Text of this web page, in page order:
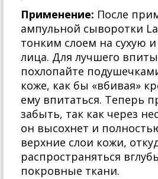
Применение: После
ампульной сыворотки
тонким слоем на сухую
лица. Для лучшего
похлопайте
коже, как бы «вбивая»
ему впитаться. Теперь
забыть, так как через
он высохнет и
верхние слои кожи,
распространяться
покровные ткани.